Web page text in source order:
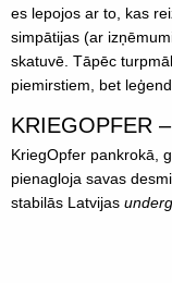
es lepojos ar to, kas
simpātijas (ar
skatuvē. Tāpēc
piemirstiem, bet
KRIEGOPFER
KriegOpfer pankrokā,
pienagloja savas
stabilās Latvijas